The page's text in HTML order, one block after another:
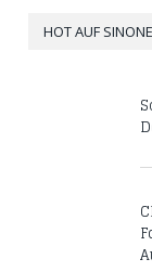
HOT AUF